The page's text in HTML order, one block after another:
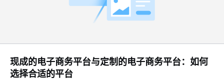
现成的电子商务平台与定制的电子商务平台：如何
选择合适的平台